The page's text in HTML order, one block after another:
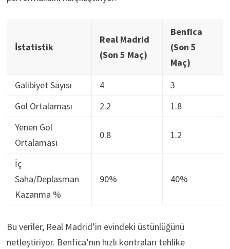
İstatistik
Real Madrid
(Son 5 Maç)
Benfica
(Son 5
Maç)
Galibiyet Sayısı
4
3
Gol Ortalaması
2.2
1.8
Yenen Gol
Ortalaması
0.8 1.2
İç
Saha/Deplasman
Kazanma %
90% 40%
Bu veriler, Real Madrid’in evindeki üstünlüğünü
netleştiriyor. Benfica’nın hızlı kontraları tehlike